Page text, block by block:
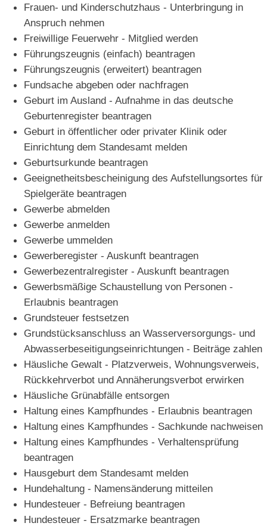
Frauen- und Kinderschutzhaus - Unterbringung in
Anspruch nehmen
Freiwillige Feuerwehr - Mitglied werden
Führungszeugnis (einfach) beantragen
Führungszeugnis (erweitert) beantragen
Fundsache abgeben oder nachfragen
Geburt im Ausland - Aufnahme in das deutsche
Geburtenregister beantragen
Geburt in öffentlicher oder privater Klinik oder
Einrichtung dem Standesamt melden
Geburtsurkunde beantragen
Geeignetheitsbescheinigung des Aufstellungsortes für
Spielgeräte beantragen
Gewerbe abmelden
Gewerbe anmelden
Gewerbe ummelden
Gewerberegister - Auskunft beantragen
Gewerbezentralregister - Auskunft beantragen
Gewerbsmäßige Schaustellung von Personen -
Erlaubnis beantragen
Grundsteuer festsetzen
Grundstücksanschluss an Wasserversorgungs- und
Abwasserbeseitigungseinrichtungen - Beiträge zahlen
Häusliche Gewalt - Platzverweis, Wohnungsverweis,
Rückkehrverbot und Annäherungsverbot erwirken
Häusliche Grünabfälle entsorgen
Haltung eines Kampfhundes - Erlaubnis beantragen
Haltung eines Kampfhundes - Sachkunde nachweisen
Haltung eines Kampfhundes - Verhaltensprüfung
beantragen
Hausgeburt dem Standesamt melden
Hundehaltung - Namensänderung mitteilen
Hundesteuer - Befreiung beantragen
Hundesteuer - Ersatzmarke beantragen